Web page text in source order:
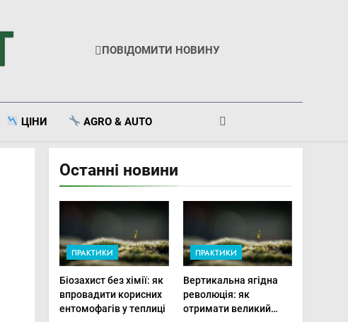
ПОВІДОМИТИ НОВИНУ
ЦІНИ AGRO & AUTO
Останні новини
ПРАКТИКИ
Біозахист без хімії: як
впровадити корисних
ентомофагів у теплиці
ПРАКТИКИ
Вертикальна ягідна
революція: як
отримати великий